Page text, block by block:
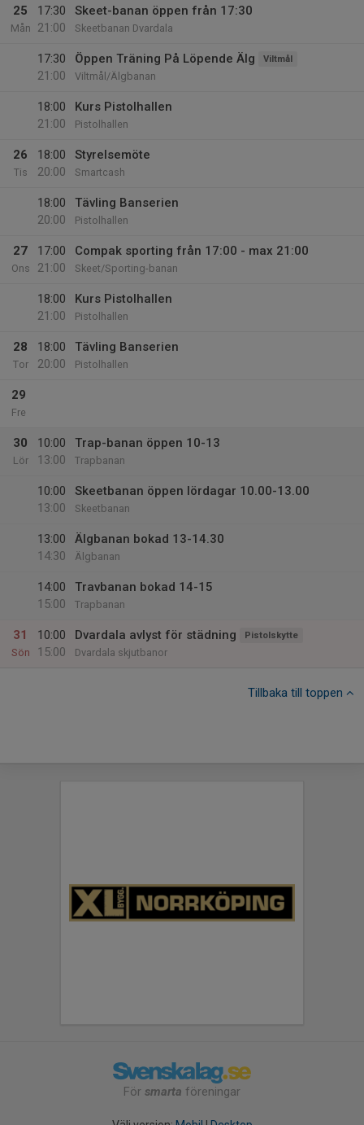
25
Mån
17:30
21:00
Skeet-banan öppen från 17:30
Skeetbanan Dvardala
17:30
21:00
Öppen Träning På Löpende Älg Viltmål
Viltmål/Älgbanan
18:00
21:00
Kurs Pistolhallen
Pistolhallen
26
Tis
18:00
20:00
Styrelsemöte
Smartcash
18:00
20:00
Tävling Banserien
Pistolhallen
27
Ons
17:00
21:00
Compak sporting från 17:00 - max 21:00
Skeet/Sporting-banan
18:00
21:00
Kurs Pistolhallen
Pistolhallen
28
Tor
18:00
20:00
Tävling Banserien
Pistolhallen
29
Fre
30
Lör
10:00
13:00
Trap-banan öppen 10-13
Trapbanan
10:00
13:00
Skeetbanan öppen lördagar 10.00-13.00
Skeetbanan
13:00
14:30
Älgbanan bokad 13-14.30
Älgbanan
14:00
15:00
Travbanan bokad 14-15
Trapbanan
31
Sön
10:00
15:00
Dvardala avlyst för städning Pistolskytte
Dvardala skjutbanor
Tillbaka till toppen
För smarta föreningar